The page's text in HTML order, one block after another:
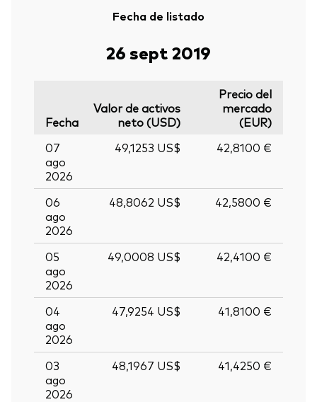
Fecha de listado
26 sept 2019
Fecha
Valor de activos
neto (USD)
Precio del
mercado
(EUR)
07
ago
2026
49,1253 US$ 42,8100 €
06
ago
2026
48,8062 US$ 42,5800 €
05
ago
2026
49,0008 US$ 42,4100 €
04
ago
2026
47,9254 US$ 41,8100 €
03
ago
2026
48,1967 US$ 41,4250 €